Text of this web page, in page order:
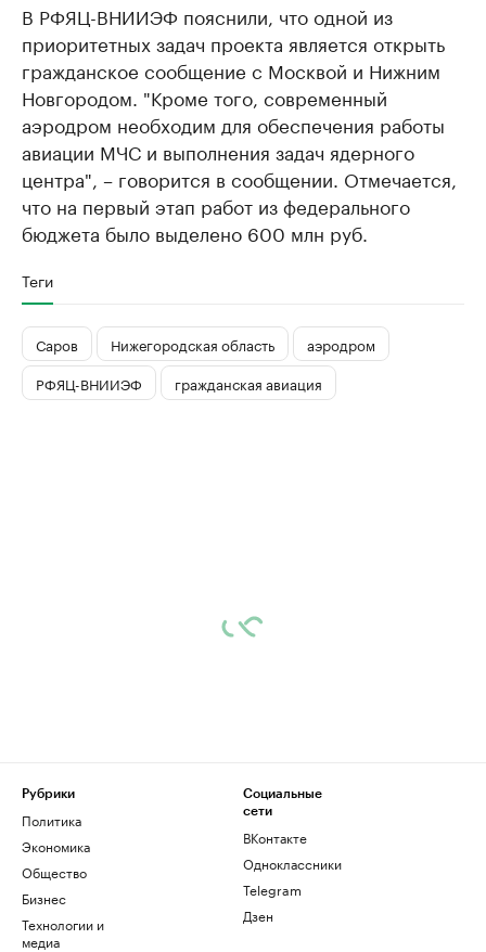
В РФЯЦ-ВНИИЭФ пояснили, что одной из
приоритетных задач проекта является открыть
гражданское сообщение с Москвой и Нижним
Новгородом. "Кроме того, современный
аэродром необходим для обеспечения работы
авиации МЧС и выполнения задач ядерного
центра", – говорится в сообщении. ​Отмечается,
что на первый этап работ из федерального
бюджета было выделено 600 млн руб.
Теги
Саров Нижегородская область
аэродром
РФЯЦ-ВНИИЭФ
гражданская авиация
Рубрики
Политика
Экономика
Общество
Бизнес
Технологии и
медиа
Социальные
сети
ВКонтакте
Одноклассники
Telegram
Дзен